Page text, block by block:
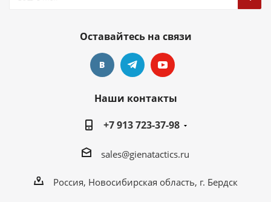
Оставайтесь на связи
Наши контакты
+7 913 723-37-98
sales@gienatactics.ru
Россия, Новосибирская область, г. Бердск